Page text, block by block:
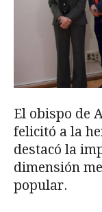
El obispo de
felicitó a la
destacó la
dimensión
popular.